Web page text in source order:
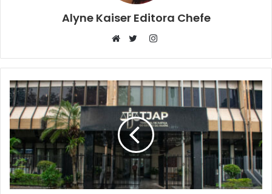
Alyne Kaiser Editora Chefe
Instagram